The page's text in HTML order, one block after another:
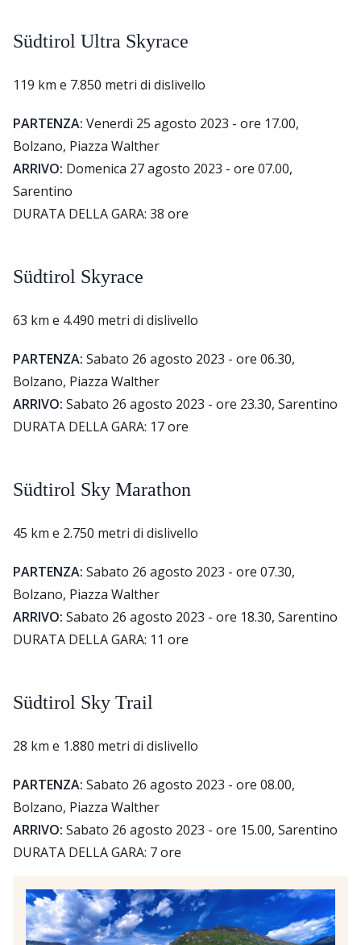
Südtirol Ultra Skyrace
119 km e 7.850 metri di dislivello
PARTENZA: Venerdì 25 agosto 2023 - ore 17.00,
Bolzano, Piazza Walther
ARRIVO: Domenica 27 agosto 2023 - ore 07.00,
Sarentino
DURATA DELLA GARA: 38 ore
Südtirol Skyrace
63 km e 4.490 metri di dislivello
PARTENZA: Sabato 26 agosto 2023 - ore 06.30,
Bolzano, Piazza Walther
ARRIVO: Sabato 26 agosto 2023 - ore 23.30, Sarentino
DURATA DELLA GARA: 17 ore
Südtirol Sky Marathon
45 km e 2.750 metri di dislivello
PARTENZA: Sabato 26 agosto 2023 - ore 07.30,
Bolzano, Piazza Walther
ARRIVO: Sabato 26 agosto 2023 - ore 18.30, Sarentino
DURATA DELLA GARA: 11 ore
Südtirol Sky Trail
28 km e 1.880 metri di dislivello
PARTENZA: Sabato 26 agosto 2023 - ore 08.00,
Bolzano, Piazza Walther
ARRIVO: Sabato 26 agosto 2023 - ore 15.00, Sarentino
DURATA DELLA GARA: 7 ore